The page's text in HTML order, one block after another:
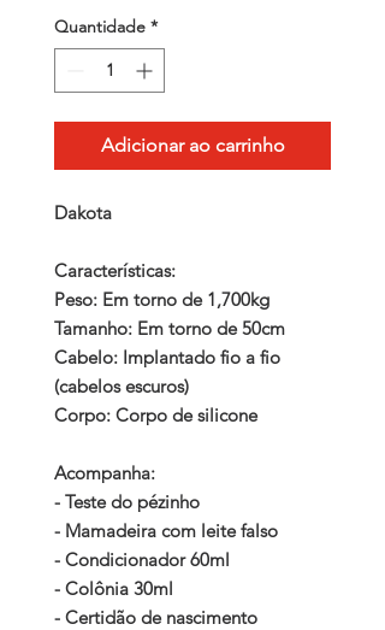
Quantidade *
Adicionar ao carrinho
Dakota
Características:
Peso: Em torno de 1,700kg
Tamanho: Em torno de 50cm
Cabelo: Implantado fio a fio
(cabelos escuros)
Corpo: Corpo de silicone
Acompanha:
- Teste do pézinho
- Mamadeira com leite falso
- Condicionador 60ml
- Colônia 30ml
- Certidão de nascimento